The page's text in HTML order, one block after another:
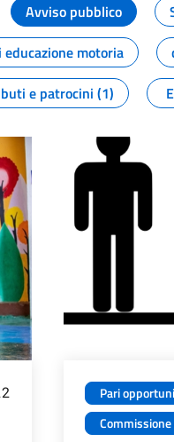
Avviso pubblico
motoria
e patrocini (1)
Pari